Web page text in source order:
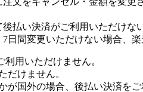
払い決済がご利用いただけな
日間変更いただけない場合、
用いただけません。
だけません。
国外の場合、後払い決済をご